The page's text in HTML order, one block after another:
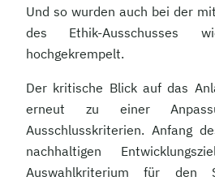
Und so wurden auch bei der
des Ethik-Ausschusses
hochgekrempelt.
Der kritische Blick auf das
erneut zu einer
Ausschlusskriterien. Anfang
nachhaltigen
Auswahlkriterium für den